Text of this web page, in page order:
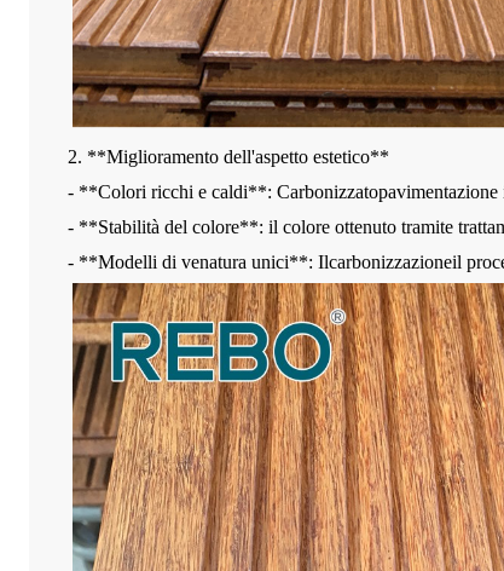
2. **Miglioramento dell'aspetto estetico**
- **Colori ricchi e caldi**: Carbonizzatopavimentazione
- **Stabilità del colore**: il colore ottenuto tramite
- **Modelli di venatura unici**: Ilcarbonizzazioneil